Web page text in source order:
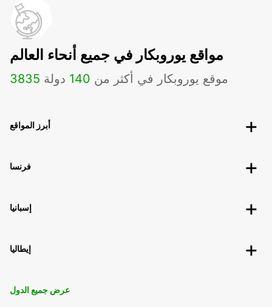
مواقع يوروبكار في جميع أنحاء العالم
3835 موقع يوروبكار في أكثر من 140 دولة
أبرز المواقع
فرنسا
إسبانيا
إيطاليا
عرض جميع الدول